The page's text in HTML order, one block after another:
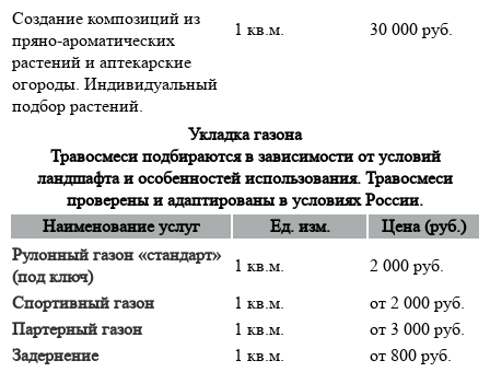
Создание композиций из
пряно-ароматических
растений и аптекарские
огороды. Индивидуальный
подбор растений.
1 кв.м. 30 000 руб.
Укладка газона
Травосмеси подбираются в зависимости от условий
ландшафта и особенностей использования. Травосмеси
проверены и адаптированы в условиях России.
Наименование услуг
Ед. изм.
Цена (руб.)
Рулонный газон «стандарт»
(под ключ)
1 кв.м.
2 000 руб.
Спортивный газон
1 кв.м.
от 2 000 руб.
Партерный газон
1 кв.м.
от 3 000 руб.
Задернение
1 кв.м.
от 800 руб.